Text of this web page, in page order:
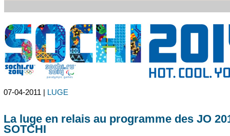
07-04-2011 | LUGE
La luge en relais au programme des JO
SOTCHI